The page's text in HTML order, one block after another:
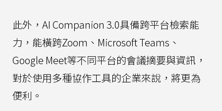
此外，AI Companion 3.0具備跨平台檢索能
力，能橫跨Zoom、Microsoft Teams、
Google Meet等不同平台的會議摘要與資訊，
對於使用多種協作工具的企業來說，將更為
便利。